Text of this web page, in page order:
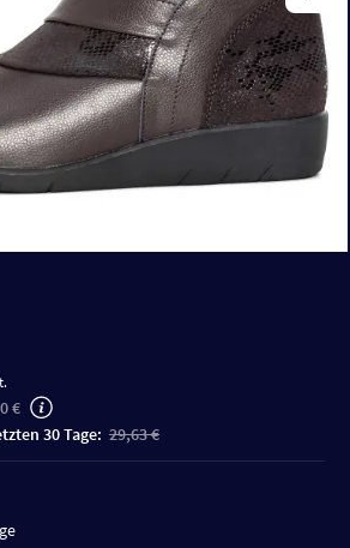
€
30 Tage: 29,63 €